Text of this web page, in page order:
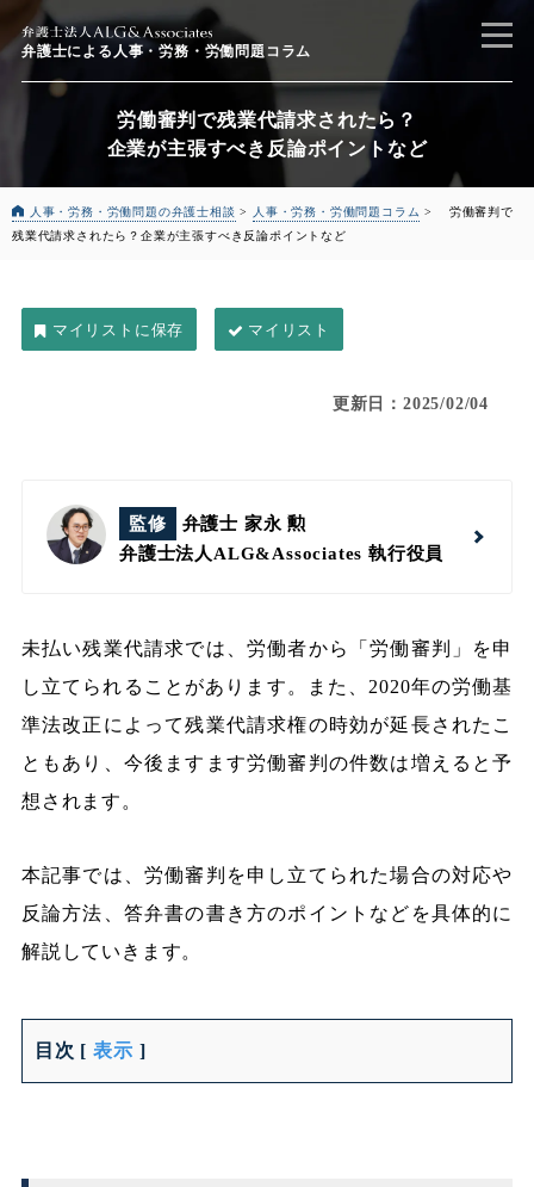
弁護士による 人事・労務・労働問題コラム
労働審判で残業代請求されたら？
企業が主張すべき反論ポイントなど
人事・労務・労働問題の弁護士相談 > 人事・労務・労働問題コラム >
労働審判で
残業代請求されたら？ 企業が主張すべき反論ポイントなど
マイリスト
更新日：2025/02/04
監修
弁護士 家永 勲
弁護士法人ALG&Associates 執行役員
未払い残業代請求では、労働者から「労働審判」を申
し立てられることがあります。また、2020年の労働基
準法改正によって残業代請求権の時効が延長されたこ
ともあり、今後ますます労働審判の件数は増えると予
想されます。
本記事では、労働審判を申し立てられた場合の対応や
反論方法、答弁書の書き方のポイントなどを具体的に
解説していきます。
目次 [ 表示 ]